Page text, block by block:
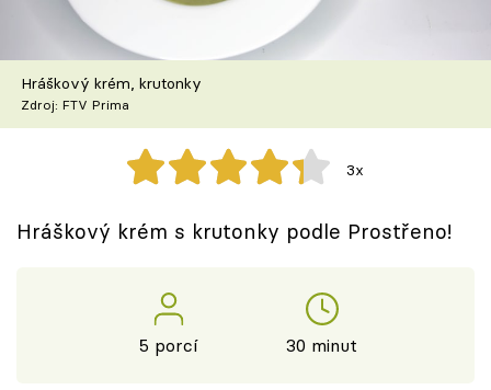
Škola vaření
Recepty z TV
Speciál: Cuketa
Těhotnej kuchař
Sledujte prima+
Hráškový krém, krutonky
Zdroj: FTV Prima
3x
Hráškový krém s krutonky podle Prostřeno!
5 porcí 30 minut